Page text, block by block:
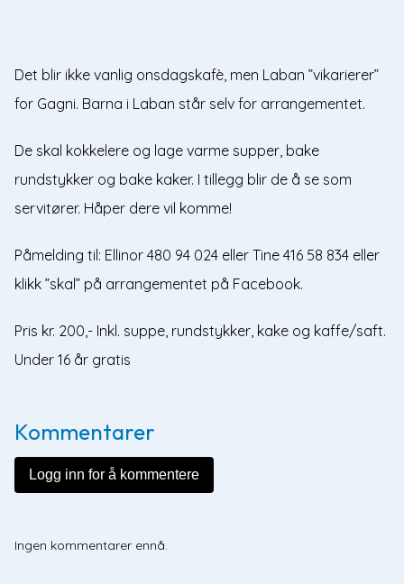
Det blir ikke vanlig onsdagskafè, men Laban ”vikarierer”
for Gagni. Barna i Laban står selv for arrangementet.
De skal kokkelere og lage varme supper, bake
rundstykker og bake kaker. I tillegg blir de å se som
servitører. Håper dere vil komme!
Påmelding til: Ellinor 480 94 024 eller Tine 416 58 834 eller
klikk ”skal” på arrangementet på Facebook.
Pris kr. 200,- Inkl. suppe, rundstykker, kake og kaffe/saft.
Under 16 år gratis
Kommentarer
Logg inn for å kommentere
Ingen kommentarer ennå.